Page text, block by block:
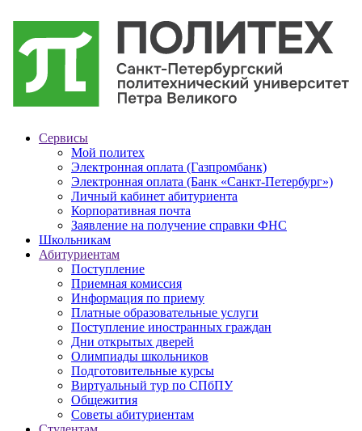
Сервисы
Мой политех
Электронная оплата (Газпромбанк)
Электронная оплата (Банк «Санкт-Петербург»)
Личный кабинет абитуриента
Корпоративная почта
Заявление на получение справки ФНС
Школьникам
Абитуриентам
Поступление
Приемная комиссия
Информация по приему
Платные образовательные услуги
Поступление иностранных граждан
Дни открытых дверей
Олимпиады школьников
Подготовительные курсы
Виртуальный тур по СПбПУ
Общежития
Советы абитуриентам